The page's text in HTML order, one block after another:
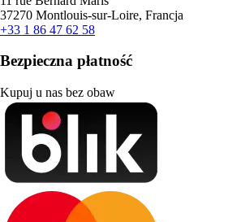
37270 Montlouis-sur-Loire, Francja
+33 1 86 47 62 58
Bezpieczna płatność
Kupuj u nas bez obaw